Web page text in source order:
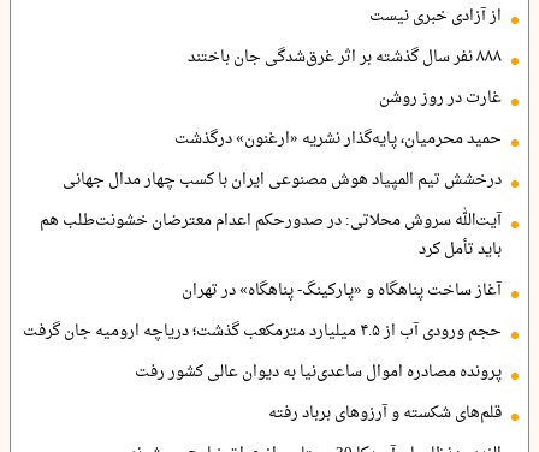
از آزادی خبری نیست
۸۸۸ نفر سال گذشته بر اثر غرق‌شدگی جان باختند
غارت در روز روشن
حمید محرمیان، پایه‌گذار نشریه «ارغنون» درگذشت
درخشش تیم المپیاد هوش مصنوعی ایران با کسب چهار مدال جهانی
آیت‌الله سروش محلاتی: در صدورحکم اعدام معترضان خشونت‌طلب هم
باید تأمل کرد
آغاز ساخت پناهگاه و «پارکینگ- پناهگاه» در تهران
حجم ورودی آب از ۴.۵ میلیارد مترمکعب گذشت؛ دریاچه ارومیه جان گرفت
پرونده مصادره اموال ساعدی‌نیا به دیوان عالی کشور رفت
قلم‌های شکسته و آرزوهای برباد رفته